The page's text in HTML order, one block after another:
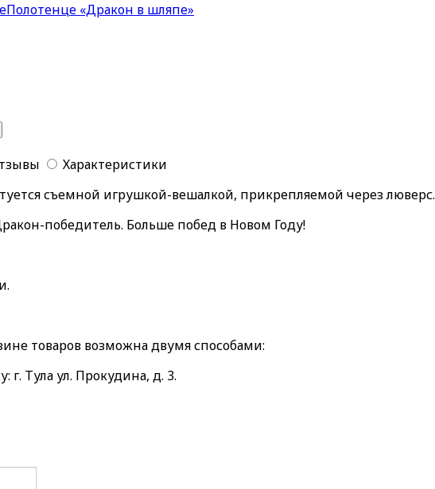
Полотенце «Дракон в шляпе»
Характеристики
съемной игрушкой-вешалкой, прикрепляемой через люверс.
победитель. Больше побед в Новом Году!
товаров возможна двумя способами:
г. Тула ул. Прокудина, д. 3.